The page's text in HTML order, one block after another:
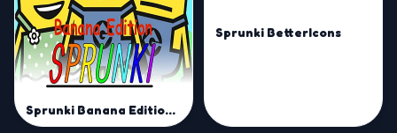
Sprunki Banana Edition Mod
Sprunki BetterIcons